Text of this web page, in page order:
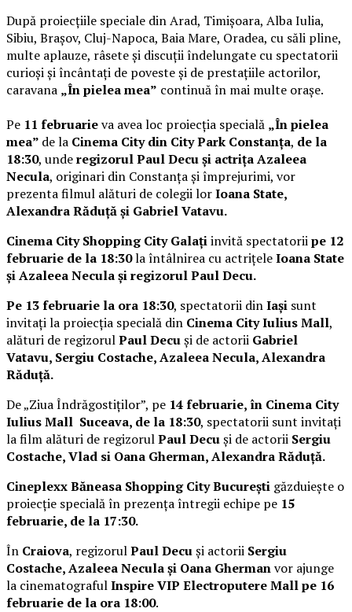
După proiecțiile speciale din Arad, Timișoara, Alba Iulia,
Sibiu, Brașov, Cluj-Napoca, Baia Mare, Oradea, cu săli pline,
multe aplauze, râsete și discuții îndelungate cu spectatorii
curioși și încântați de poveste și de prestațiile actorilor,
caravana „În pielea mea” continuă în mai multe orașe.
Pe 11 februarieva avea loc proiecția specială „În pielea
mea” de la Cinema City din City Park Constanța, de la
18:30, underegizorul Paul Decu și actrița Azaleea
Necula, originari din Constanța și împrejurimi, vor
prezenta filmul alături de colegii lorIoana State,
Alexandra Răduță și Gabriel Vatavu.
Cinema City Shopping City Galațiinvită spectatoriipe 12
februarie de la 18:30la întâlnirea cu actrițeleIoana State
și Azaleea Necula și regizorul Paul Decu.
Pe 13 februarie la ora 18:30, spectatorii dinIași sunt
invitați la proiecția specială din Cinema City Iulius Mall,
alături de regizorulPaul Decuși de actorii Gabriel
Vatavu, Sergiu Costache, Azaleea Necula, Alexandra
Răduță.
De „Ziua Îndrăgostiților”, pe 14 februarie, în Cinema City
Iulius Mall Suceava, de la 18:30, spectatorii sunt invitați
la film alături de regizorulPaul Decuși de actorii Sergiu
Costache, Vlad si Oana Gherman, Alexandra Răduță.
Cineplexx Băneasa Shopping City București găzduiește o
proiecție specială în prezența întregii echipe pe 15
februarie, de la 17:30.
În Craiova, regizorulPaul Decuși actorii Sergiu
Costache, Azaleea Necula și Oana Ghermanvor ajunge
la cinematografulInspire VIP Electroputere Mall pe 16
februarie de la ora 18:00.